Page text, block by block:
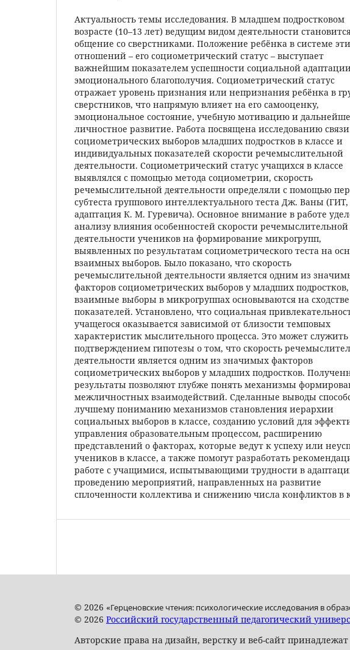
Актуальность темы исследования. В младшем подростковом
возрасте (10–13 лет) ведущим видом деятельности
общение со сверстниками. Положение ребёнка в системе
отношений – его социометрический статус – выступает
важнейшим показателем успешности социальной
эмоционального благополучия. Социометрический статус
отражает уровень признания или непризнания ребёнка в
сверстников, что напрямую влияет на его самооценку,
эмоциональное состояние, учебную мотивацию и
личностное развитие. Работа посвящена исследованию связи
социометрических выборов младших подростков в классе и
индивидуальных показателей скорости речемыслительной
деятельности. Социометрический статус учащихся в классе
выявлялся с помощью метода социометрии, скорость
речемыслительной деятельности определяли с помощью
субтеста группового интеллектуального теста Дж. Ваны (ГИТ,
адаптация К. М. Гуревича). Основное внимание в работе
анализу влияния особенностей скорости речемыслительной
деятельности учеников на формирование микрогрупп,
выявленных по результатам социометрического теста на
взаимных выборов. Было показано, что скорость
речемыслительной деятельности является одним из
факторов социометрических выборов у младших
взаимные выборы в микрогруппах основываются на
показателей. Установлено, что социальная
учащегося оказывается зависимой от близости темповых
характеристик мыслительного процесса. Это может служить
подтверждением гипотезы о том, что скорость
деятельности является одним из значимых факторов
социометрических выборов у младших подростков.
результаты позволяют глубже понять механизмы
межличностных взаимодействий. Сделанные выводы
лучшему пониманию механизмов становления иерархии
социальных выборов в классе, созданию условий для
управления образовательным процессом, расширению
представлений о факторах, которые ведут к успеху или
учеников в классе, а также помогут разработать
работе с учащимися, испытывающими трудности в
проведению мероприятий, направленных на развитие
сплоченности коллектива и снижению числа конфликтов в
© 2026 «Герценовские чтения: психологические исследования в
© 2026 Российский государственный педагогический
Авторские права на дизайн, верстку и веб-сайт